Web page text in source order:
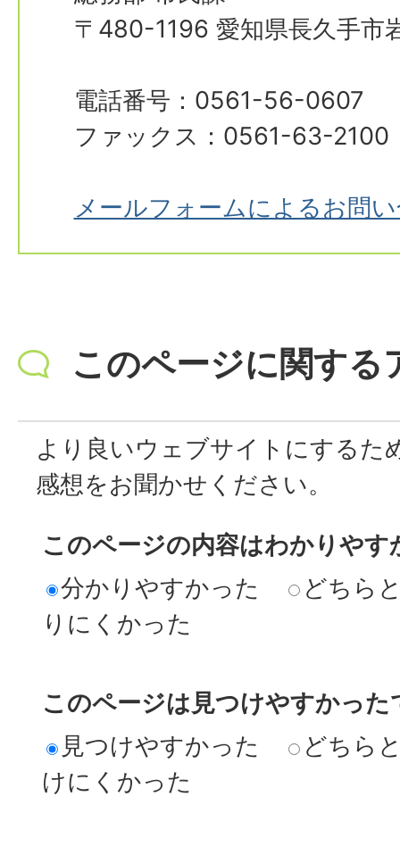
〒480-1196 愛知県長久手市
電話番号：0561-56-0607
ファックス：0561-63-2100
メールフォームによるお問
このページに関する
より良いウェブサイトにするた
感想をお聞かせください。
このページの内容はわかりやす
分かりやすかった
どちら
りにくかった
このページは見つけやすかった
見つけやすかった
どちら
けにくかった